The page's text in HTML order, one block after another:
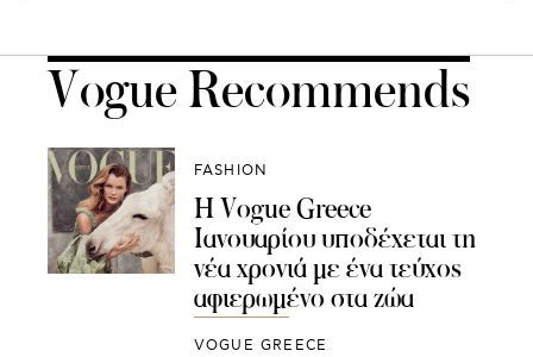
Vogue Recommends
FASHION
H Vogue Greece
Ιανουαρίου υποδέχεται τη
νέα χρονιά με ένα τεύχος
αφιερωμένο στα ζώα
VOGUE GREECE